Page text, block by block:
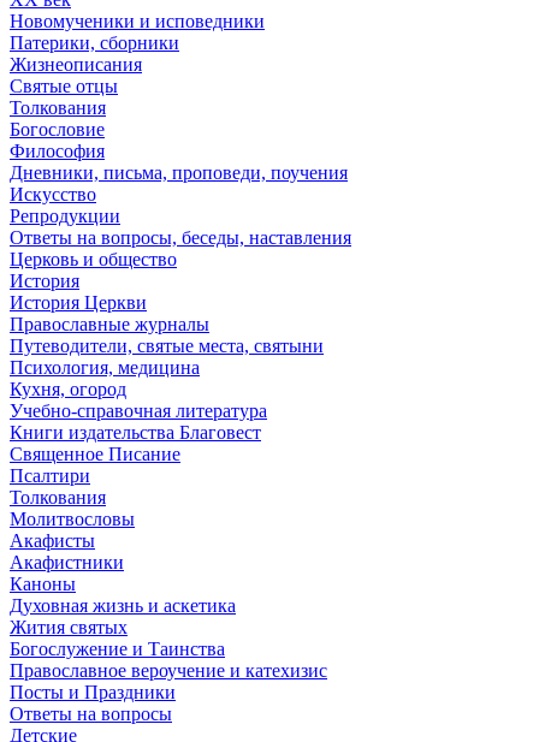
Новомученики и исповедники
Патерики, сборники
Жизнеописания
Святые отцы
Толкования
Богословие
Философия
Дневники, письма, проповеди, поучения
Искусство
Репродукции
Ответы на вопросы, беседы, наставления
Церковь и общество
История
История Церкви
Православные журналы
Путеводители, святые места, святыни
Психология, медицина
Кухня, огород
Учебно-справочная литература
Книги издательства Благовест
Священное Писание
Псалтири
Толкования
Молитвословы
Акафисты
Акафистники
Каноны
Духовная жизнь и аскетика
Жития святых
Богослужение и Таинства
Православное вероучение и катехизис
Посты и Праздники
Ответы на вопросы
Детские